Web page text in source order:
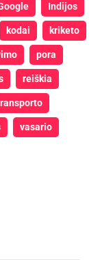
Indijos
kodai kriketo
pora
reiškia
vasario